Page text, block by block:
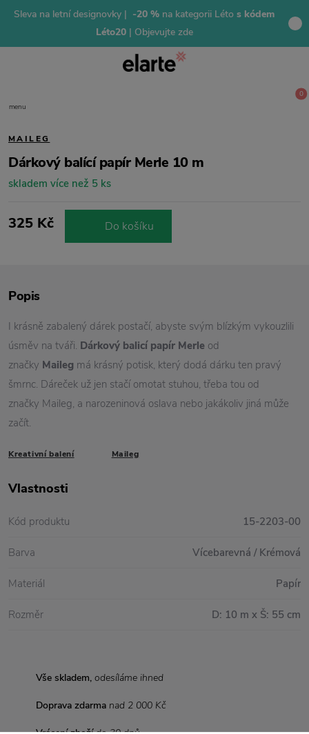
Sleva na letní designovky | -20 % na kategorii Léto s kódem
Léto20 | Objevujte zde
menu
0
MAILEG
Dárkový balící papír Merle 10 m
skladem více než 5 ks
325 Kč Do košíku
Vše skladem, odesíláme ihned
Doprava zdarma nad 2 000 Kč
Popis
I krásně zabalený dárek postačí, abyste svým blízkým vykouzlili
úsměv na tváři. Dárkový balicí papír Merle od
značky Maileg má krásný potisk, který dodá dárku ten pravý
šmrnc. Dáreček už jen stačí omotat stuhou, třeba tou od
značky Maileg, a narozeninová oslava nebo jakákoliv jiná může
začít.
Kreativní balení Maileg
Vlastnosti
Kód produktu 15-2203-00
Barva Vícebarevná / Krémová
Materiál Papír
Rozměr D: 10 m x Š: 55 cm